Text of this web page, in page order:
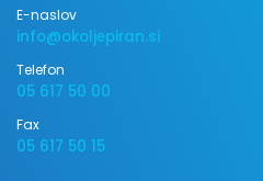
E-naslov
info@okoljepiran.si
Telefon
05 617 50 00
Fax
05 617 50 15